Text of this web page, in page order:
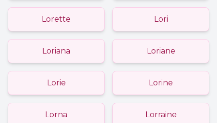
Lorette Lori
Loriana Loriane
Lorie Lorine
Lorna Lorraine